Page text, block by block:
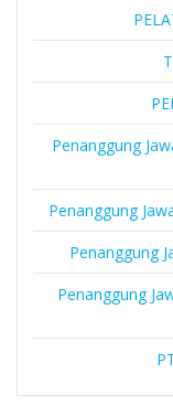
Penanggung
Penanggung
Penanggung
Penanggung